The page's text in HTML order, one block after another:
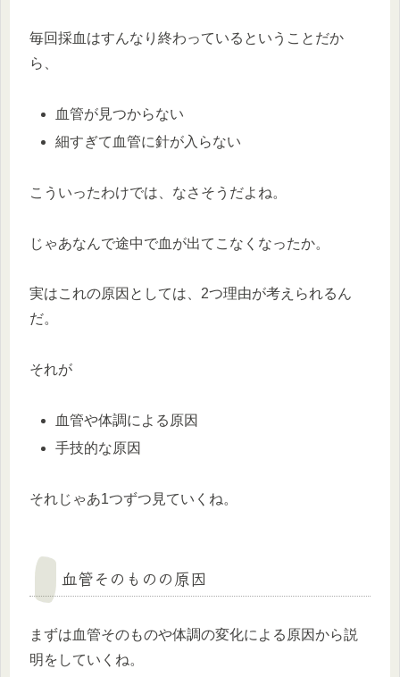
毎回採血はすんなり終わっているということだか
ら、
血管が見つからない
細すぎて血管に針が入らない
こういったわけでは、なさそうだよね。
じゃあなんで途中で血が出てこなくなったか。
実はこれの原因としては、2つ理由が考えられるん
だ。
それが
血管や体調による原因
手技的な原因
それじゃあ1つずつ見ていくね。
血管そのものの原因
まずは血管そのものや体調の変化による原因から説
明をしていくね。